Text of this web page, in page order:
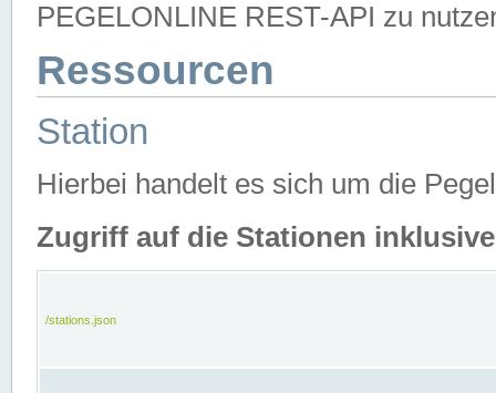
PEGELONLINE REST-API zu
Ressourcen
Station
Hierbei handelt es sich um die
Zugriff auf die Stationen
/stations.json